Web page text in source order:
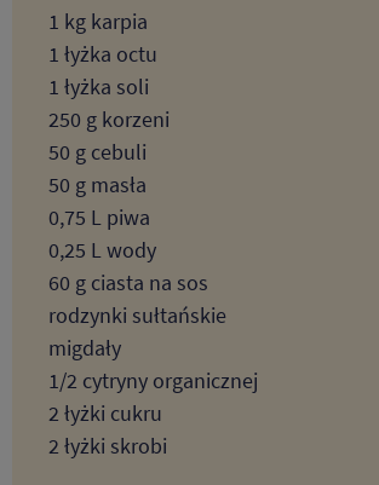
1 kg karpia
1 łyżka octu
1 łyżka soli
250 g korzeni
50 g cebuli
50 g masła
0,75 L piwa
0,25 L wody
60 g ciasta na sos
rodzynki sułtańskie
migdały
1/2 cytryny organicznej
2 łyżki cukru
2 łyżki skrobi